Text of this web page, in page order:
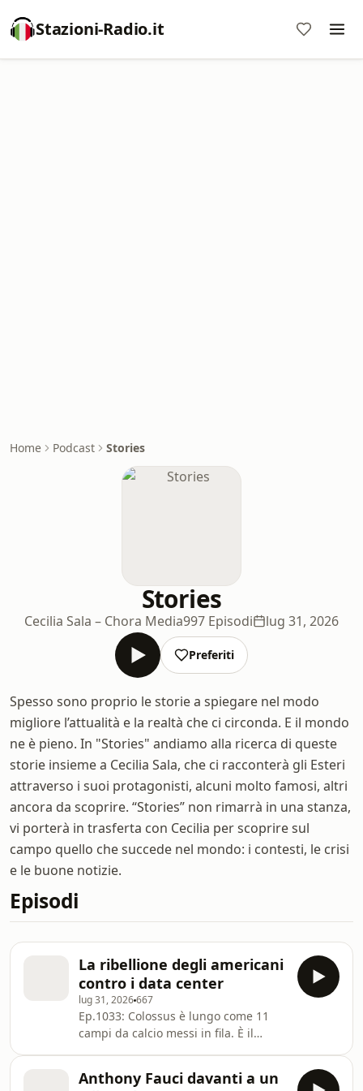
Stazioni-Radio.it
Home Podcast Stories
Stories
Cecilia Sala – Chora Media997 Episodi lug 31, 2026
Preferiti
Spesso sono proprio le storie a spiegare nel modo
migliore l’attualità e la realtà che ci circonda. E il mondo
ne è pieno. In "Stories" andiamo alla ricerca di queste
storie insieme a Cecilia Sala, che ci racconterà gli Esteri
attraverso i suoi protagonisti, alcuni molto famosi, altri
ancora da scoprire. “Stories” non rimarrà in una stanza,
vi porterà in trasferta con Cecilia per scoprire sul
campo quello che succede nel mondo: i contesti, le crisi
e le buone notizie.
Episodi
La ribellione degli americani
contro i data center
lug 31, 2026667
Ep.1033: Colossus è lungo come 11
campi da calcio messi in fila. È il
Colossus consuma come 200 mila
Anthony Fauci davanti a un